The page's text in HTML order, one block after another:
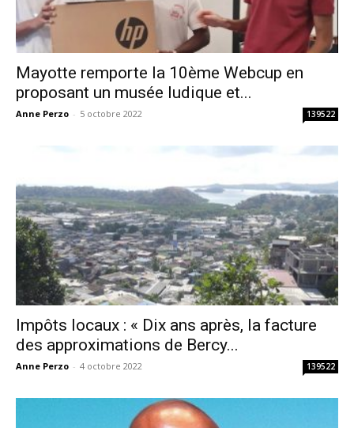
Mayotte remporte la 10ème Webcup en
proposant un musée ludique et...
Anne Perzo - 5 octobre 2022 139522
Impôts locaux : « Dix ans après, la facture
des approximations de Bercy...
Anne Perzo - 4 octobre 2022 139522